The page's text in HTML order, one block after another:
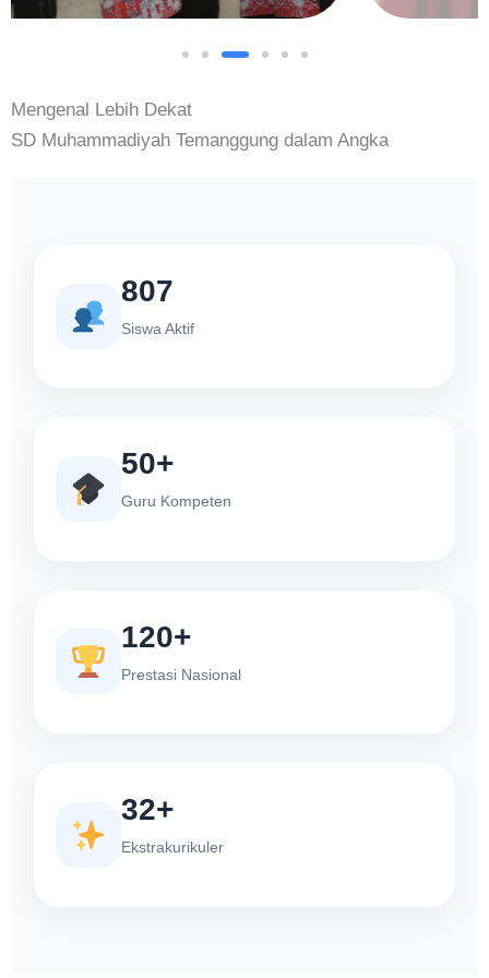
Mengenal Lebih Dekat
SD Muhammadiyah Temanggung dalam Angka
807
Siswa Aktif
50+
Guru Kompeten
120+
Prestasi Nasional
32+
Ekstrakurikuler